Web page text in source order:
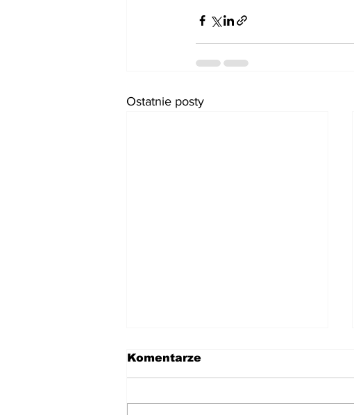
Ostatnie posty
Komentarze